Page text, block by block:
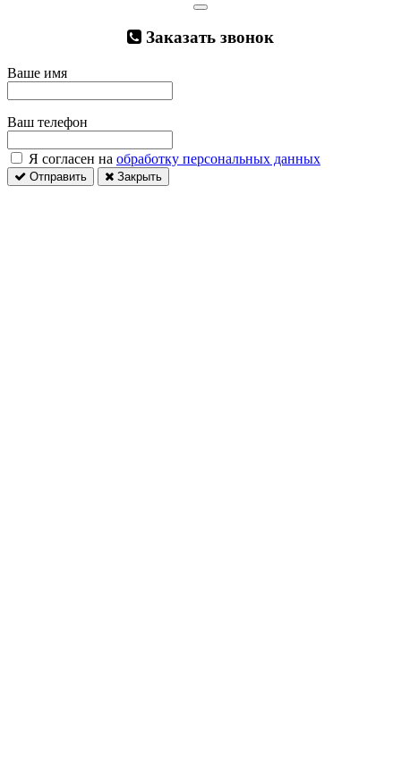
Заказать звонок
Ваше имя
Ваш телефон
Я согласен на обработку персональных данных
Отправить Закрыть